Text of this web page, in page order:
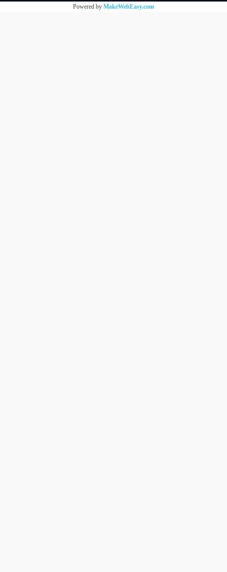
Powered by MakeWebEasy.com